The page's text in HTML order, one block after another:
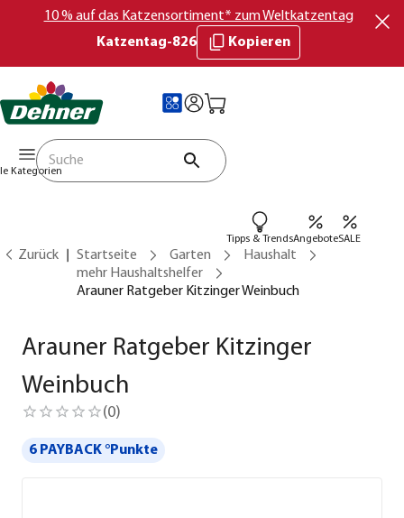
10 % auf das Katzensortiment* zum Weltkatzentag
Katzentag-826
Kopieren
Kategorien
Tipps & TrendsAngeboteSALE
Zurück Startseite Garten
Haushalt
mehr Haushaltshelfer
Arauner Ratgeber Kitzinger Weinbuch
Arauner Ratgeber Kitzinger
Weinbuch
(0)
6 PAYBACK °Punkte